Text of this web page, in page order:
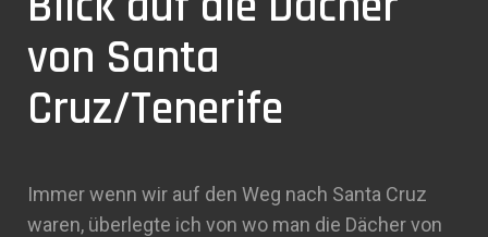
von Santa
Cruz/Tenerife
Immer wenn wir auf den Weg nach Santa Cruz
waren, überlegte ich von wo man die Dächer von